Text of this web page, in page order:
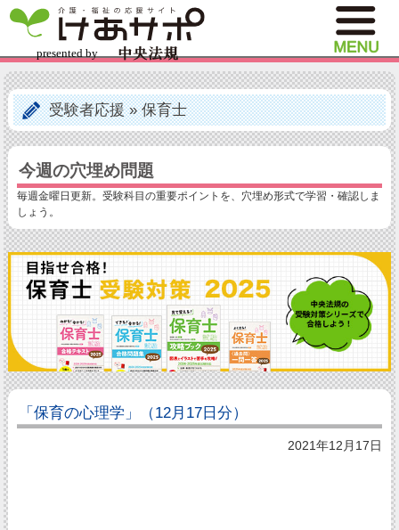
受験者応援»保育士
今週の穴埋め問題
毎週金曜日更新。受験科目の重要ポイントを、穴埋め形式で学習・確認しま
しょう。
「保育の心理学」（12月17日分）
2021年12月17日